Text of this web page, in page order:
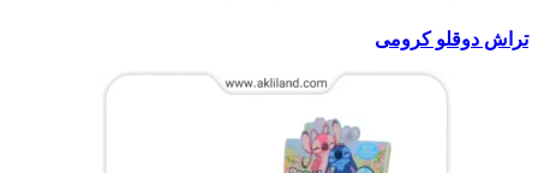
تراش دوقلو کرومی